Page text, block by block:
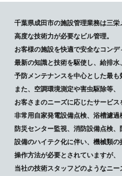
千葉県成田市の施設管理業務は三栄
高度な技術力が必要なビル管理。
お客様の施設を快適で安全なコンデ
最新の知識と技術を駆使し、給排水
予防メンテナンスを中心とした最も
また、空調環境測定や害虫駆除等、
お客さまのニーズに応じたサービス
非常用自家発電設備点検、浴槽濾過
防災センター監視、消防設備点検
設備のハイテク化に伴い、機械類の
操作方法が必要とされていますが、
当社の技術スタッフどのようなニー